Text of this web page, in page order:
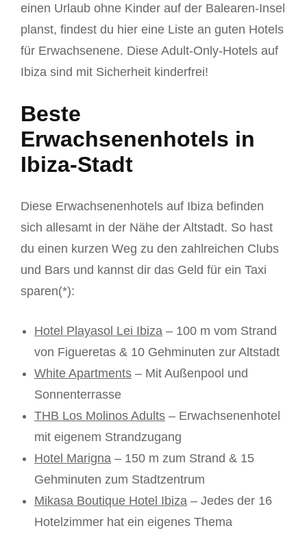
einen Urlaub ohne Kinder auf der Balearen-Insel
planst, findest du hier eine Liste an guten Hotels
für Erwachsenene. Diese Adult-Only-Hotels auf
Ibiza sind mit Sicherheit kinderfrei!
Beste
Erwachsenenhotels in
Ibiza-Stadt
Diese Erwachsenenhotels auf Ibiza befinden
sich allesamt in der Nähe der Altstadt. So hast
du einen kurzen Weg zu den zahlreichen Clubs
und Bars und kannst dir das Geld für ein Taxi
sparen(*):
Hotel Playasol Lei Ibiza – 100 m vom Strand
von Figueretas & 10 Gehminuten zur Altstadt
White Apartments – Mit Außenpool und
Sonnenterrasse
THB Los Molinos Adults – Erwachsenenhotel
mit eigenem Strandzugang
Hotel Marigna – 150 m zum Strand & 15
Gehminuten zum Stadtzentrum
Mikasa Boutique Hotel Ibiza – Jedes der 16
Hotelzimmer hat ein eigenes Thema